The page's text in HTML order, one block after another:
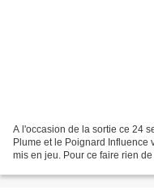
A l'occasion de la sortie ce 24
Plume et le Poignard Influence
mis en jeu. Pour ce faire rien